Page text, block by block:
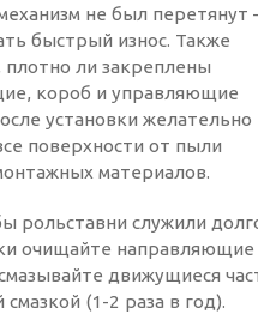
не был перетянут
быстрый износ. Также
плотно ли закреплены
короб и управляющие
установки желательно
поверхности от пыли
материалов.
рольставни служили
очищайте направляющие
движущиеся
смазкой (1-2 раза в год).